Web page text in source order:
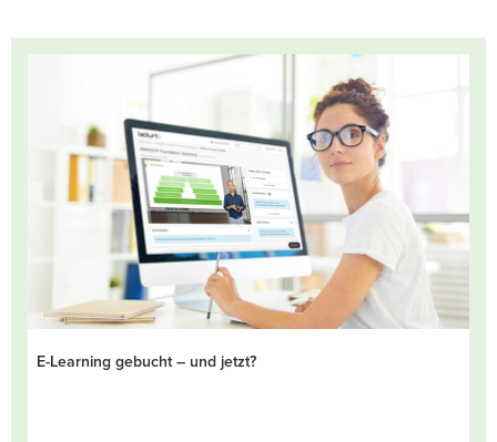
E-Learning gebucht – und jetzt?